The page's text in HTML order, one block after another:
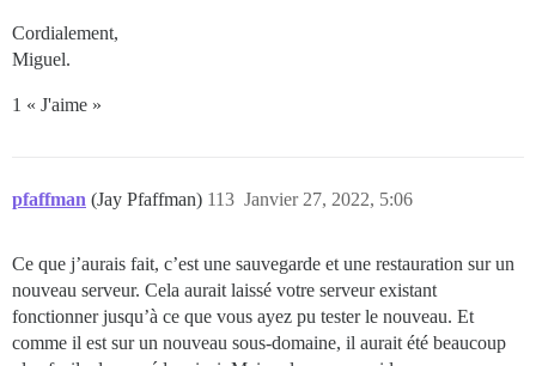
Cordialement,
Miguel.
1 « J'aime »
pfaffman (Jay Pfaffman) Janvier 27, 2022, 5:06
113
Ce que j’aurais fait, c’est une sauvegarde et une restauration sur un
nouveau serveur. Cela aurait laissé votre serveur existant
fonctionner jusqu’à ce que vous ayez pu tester le nouveau. Et
comme il est sur un nouveau sous-domaine, il aurait été beaucoup